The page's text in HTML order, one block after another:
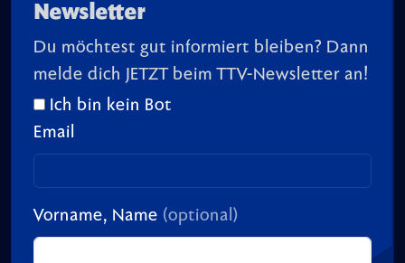
Newsletter
Du möchtest gut informiert bleiben? Dann
melde dich JETZT beim TTV-Newsletter an!
Ich bin kein Bot
Email
Vorname, Name (optional)